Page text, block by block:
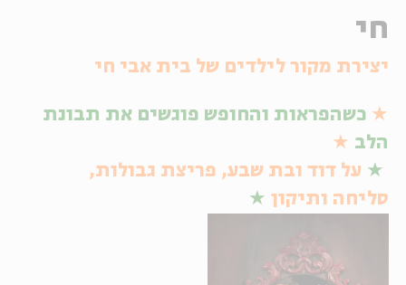
חי
יצירת מקור לילדים של בית אבי חי
★ כשהפראות והחופש פוגשים את תבונת
הלב ★
★ על דוד ובת שבע, פריצת גבולות,
סליחה ותיקון ★